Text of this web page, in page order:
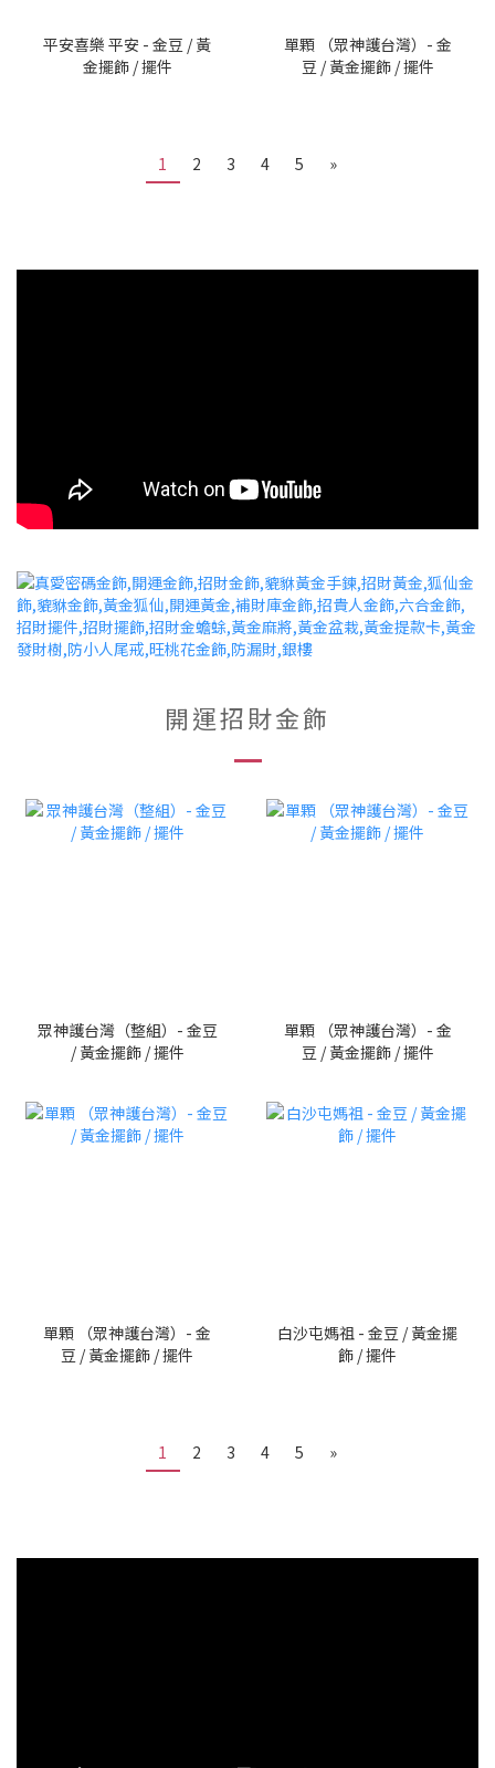
平安喜樂 平安 - 金豆 / 黃
金擺飾 / 擺件
單顆 （眾神護台灣）- 金
豆 / 黃金擺飾 / 擺件
1 2 3 4 5 »
開運招財金飾
眾神護台灣（整組）- 金豆
/ 黃金擺飾 / 擺件
單顆 （眾神護台灣）- 金
豆 / 黃金擺飾 / 擺件
單顆 （眾神護台灣）- 金
豆 / 黃金擺飾 / 擺件
白沙屯媽祖 - 金豆 / 黃金擺
飾 / 擺件
1 2 3 4 5 »